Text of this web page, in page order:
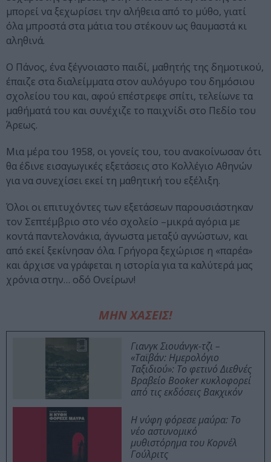
μπορεί να ξεχωρίσει την αλήθεια από το μύθο, γιατί
όλα μπροστά στα μάτια του στέκουν ως θαυμαστά κι
αληθινά.
Ο Πάνος, ένα ξέγνοιαστο παιδί, μαθητής της δημοτικού,
έπαιζε στα διαλείμματα στον αυλόγυρο του δημόσιου
σχολείου του και, αφού επέστρεφε σπίτι, τελείωνε τα
μαθήματά του και συνέχιζε το παιχνίδι στο Πεδίο του
Άρεως.
Μια μέρα του 1958, οι γονείς του, του ανακοίνωσαν ότι
θα έδινε εισαγωγικές εξετάσεις στο Κολλέγιο Αθηνών
για να συνεχίσει εκεί τη μαθητική του εξέλιξη.
Όλοι οι επιτυχόντες των εξετάσεων παρουσιάστηκαν
τον Σεπτέμβριο στο νέο σχολείο –μικρά αγόρια με
κοντά παντελονάκια, άγνωστα μεταξύ αγνώστων, και
από εκεί ξεκίνησαν όλα. Γρήγορα ξεχώρισε η «παρέα»
και άρχισε να γράφεται η ιστορία για τα καλύτερά μας
χρόνια στην… οδό Ονείρων!
ΜΗΝ ΧΑΣΕΙΣ!
Γιανγκ Σιουάνγκ-τζι –
«Ταϊβάν: Ημερολόγιο
Ταξιδιού»: Το φετινό Διεθνές
Βραβείο Booker κυκλοφορεί
από τις εκδόσεις Βακχικόν
Η νύφη φόρεσε μαύρα: Το
νέο αστυνομικό
μυθιστόρημα του Κορνέλ
Γούλριτς